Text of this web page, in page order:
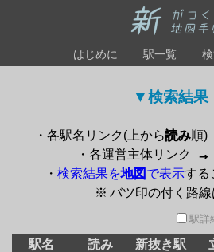
はじめに 駅一覧
▼検索結
・各駅名リンク(上から読み順)
・各運営主体リンク
→
・ 検索結果を地図 で表示する
※ バツ印の付く路線
駅詳
駅名 読み 新抜き駅